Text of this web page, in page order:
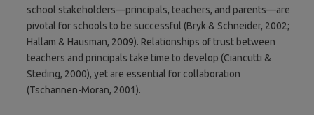
school stakeholders—principals, teachers, and parents—are
pivotal for schools to be successful (Bryk & Schneider, 2002;
Hallam & Hausman, 2009). Relationships of trust between
teachers and principals take time to develop (Ciancutti &
Steding, 2000), yet are essential for collaboration
(Tschannen-Moran, 2001).